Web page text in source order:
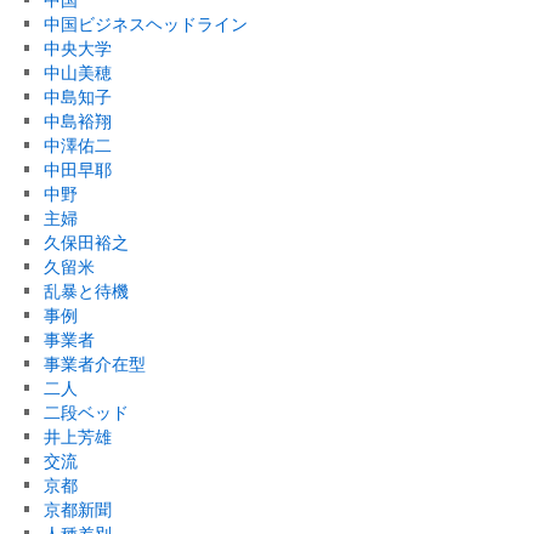
中国ビジネスヘッドライン
中央大学
中山美穂
中島知子
中島裕翔
中澤佑二
中田早耶
中野
主婦
久保田裕之
久留米
乱暴と待機
事例
事業者
事業者介在型
二人
二段ベッド
井上芳雄
交流
京都
京都新聞